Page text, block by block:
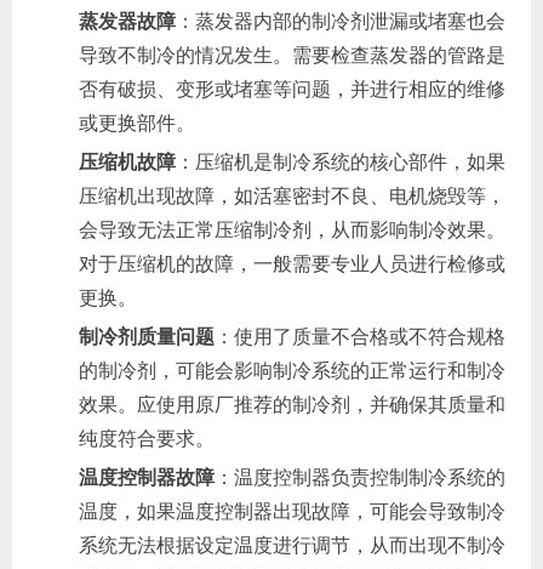
蒸发器故障 ：蒸发器内部的制冷剂泄漏或堵塞也会
导致不制冷的情况发生。需要检查蒸发器的管路是
否有破损、变形或堵塞等问题，并进行相应的维修
或更换部件。
压缩机故障 ：压缩机是制冷系统的核心部件，如果
压缩机出现故障，如活塞密封不良、电机烧毁等，
会导致无法正常压缩制冷剂，从而影响制冷效果。
对于压缩机的故障，一般需要专业人员进行检修或
更换。
制冷剂质量问题 ：使用了质量不合格或不符合规格
的制冷剂，可能会影响制冷系统的正常运行和制冷
效果。应使用原厂推荐的制冷剂，并确保其质量和
纯度符合要求。
温度控制器故障 ：温度控制器负责控制制冷系统的
温度，如果温度控制器出现故障，可能会导致制冷
系统无法根据设定温度进行调节，从而出现不制冷